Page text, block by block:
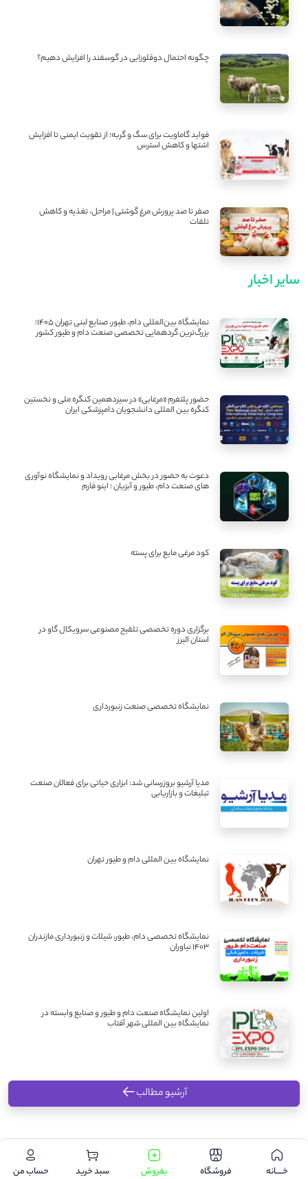
چگونه احتمال دوقلوزایی در گوسفند را افزایش دهیم؟
فواید گاماویت برای سگ و گربه؛ از تقویت ایمنی تا افزایش
اشتها و کاهش استرس
صفر تا صد پرورش مرغ گوشتی | مراحل، تغذیه و کاهش
تلفات
سایر اخبار
نمایشگاه بین‌المللی دام، طیور، صنایع لبنی تهران ۱۴۰۵؛
بزرگ‌ترین گردهمایی تخصصی صنعت دام و طیور کشور
حضور پلتفرم «مرغابی» در سیزدهمین کنگره ملی و نخستین
کنگره بین ‌المللی دانشجویان دامپزشکی ایران
دعوت به حضور در بخش مرغابی رویداد و نمایشگاه نوآوری
های صنعت دام، طیور و آبزیان ؛ اینو فارم
کود مرغی مایع برای پسته
برگزاری دوره تخصصی تلقیح مصنوعی سرویکال گاو در
استان البرز
نمایشگاه تخصصی صنعت زنبورداری
مدیا آرشیو بروزرسانی شد: ابزاری حیاتی برای فعالان صنعت
تبلیغات و بازاریابی
نمایشگاه بین المللی دام و طیور تهران
نمایشگاه تخصصی دام، طیور، شیلات و زنبورداری مازندران
1403 نیاوران
اولین نمایشگاه صنعت دام و طیور و صنایع وابسته در
نمایشگاه بین المللی شهر آفتاب
آرشیو مطالب
خـــــانه فروشگاه بفروش سبد خرید حساب من